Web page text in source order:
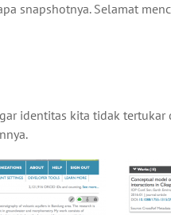
snapshotnya. Selamat
identitas kita tidak tertukar